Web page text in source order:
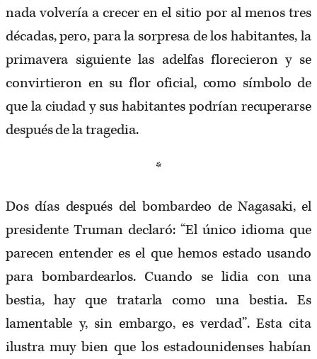
nada volvería a crecer en el sitio por al menos tres
décadas, pero, para la sorpresa de los habitantes, la
primavera siguiente las adelfas florecieron y se
convirtieron en su flor oficial, como símbolo de
que la ciudad y sus habitantes podrían recuperarse
después de la tragedia.
*
Dos días después del bombardeo de Nagasaki, el
presidente Truman declaró: “El único idioma que
parecen entender es el que hemos estado usando
para bombardearlos. Cuando se lidia con una
bestia, hay que tratarla como una bestia. Es
lamentable y, sin embargo, es verdad”. Esta cita
ilustra muy bien que los estadounidenses habían